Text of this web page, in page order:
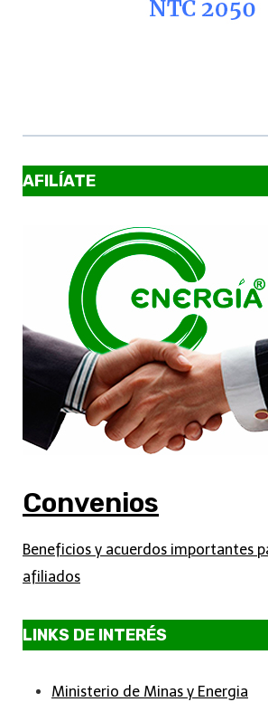
AFILÍATE
Convenios
Beneficios y acuerdos importantes
afiliados
LINKS DE INTERÉS
Ministerio de Minas y Energia